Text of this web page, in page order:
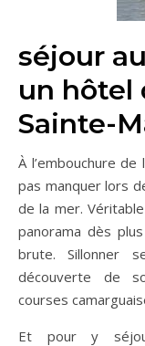
séjour
un hôtel
Sainte-
À l’embouchure
pas manquer lors
de la mer.
panorama dès
brute. Sillonner
découverte de
courses
Et pour y